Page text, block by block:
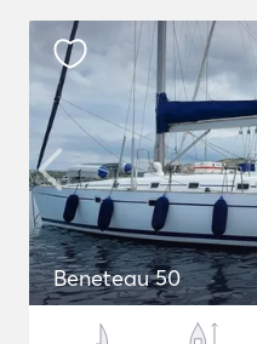
Beneteau 50